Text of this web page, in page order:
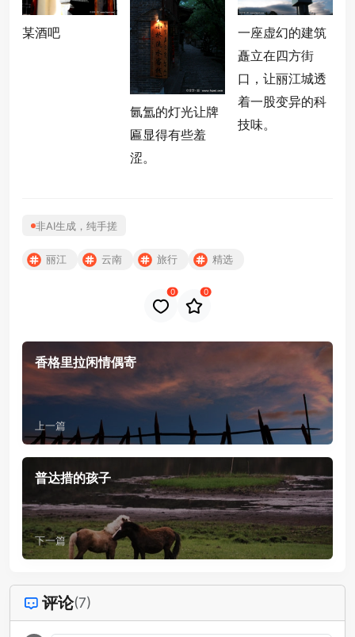
某酒吧
氤氲的灯光让牌
匾显得有些羞
涩。
一座虚幻的建筑
矗立在四方街
口，让丽江城透
着一股变异的科
技味。
非AI生成，纯手搓
丽江 云南 旅行 精选
0 0
香格里拉闲情偶寄
上一篇
普达措的孩子
下一篇
评论(7)